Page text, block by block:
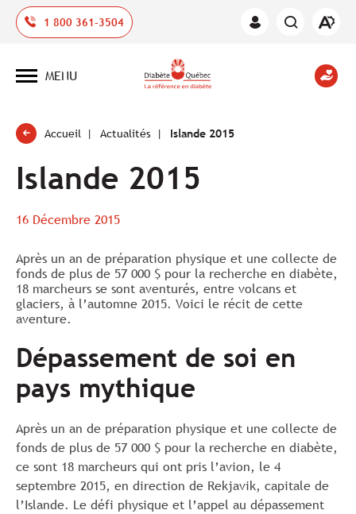
1 800 361-3504
Espace
Ouvrir
Ouvrir
site
MENU
Accueil Actualités Islande 2015
Islande 2015
16 Décembre 2015
Après un an de préparation physique et une collecte de
fonds de plus de 57 000 $ pour la recherche en diabète,
18 marcheurs se sont aventurés, entre volcans et
glaciers, à l’automne 2015. Voici le récit de cette
aventure.
Dépassement de soi en
pays mythique
Après un an de préparation physique et une collecte de
fonds de plus de 57 000 $ pour la recherche en diabète,
ce sont 18 marcheurs qui ont pris l’avion, le 4
septembre 2015, en direction de Rekjavik, capitale de
l’Islande. Le défi physique et l’appel au dépassement